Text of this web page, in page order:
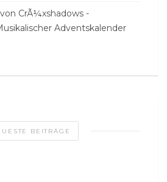
CrÃ¼xshadows -
Adventskalender
BEITRÄGE